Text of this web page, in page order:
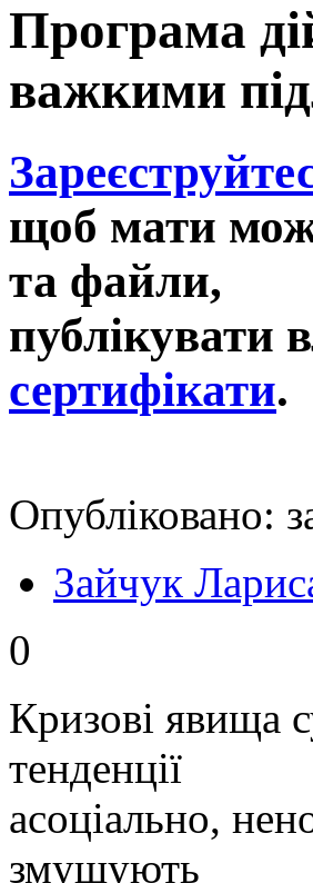
Програма
важкими
щоб мати
та файли,
публікувати
сертифікати.
Опубліковано:
Зайчук
0
Кризові явища
тенденції
асоціально,
змушують